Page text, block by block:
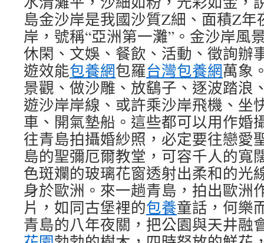
島金沙岸是我國沙質Z細、面積Z年
岸，號稱“亞洲第一灘”。金沙岸風
休閑、文娛、餐飲、活動、徵詢辦
遊效能包養網包羅台灣包養網萬象
景觀、做沙雕、放鷂子、逐波踏浪
遊沙岸岸線、或許乘沙岸飛機、坐
車、開氣墊船。這些都可以用作婚
往青島拍攝婚紗照，必定要往戀愛
島的聖彌厄爾教堂，可容千人的寬
色斑斕的玻璃花窗透射出柔和的光
身於歐洲。來一趟青島，拍出歐洲
片，如同古堡裡的包養童話，何樂
青島的八年夜關，把公園與天井融